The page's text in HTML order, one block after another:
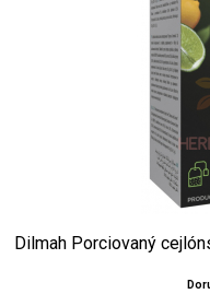
Dilmah Porciovaný